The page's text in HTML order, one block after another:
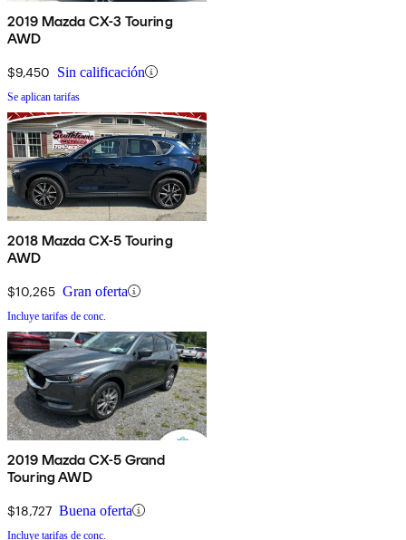
2019 Mazda CX-3 Touring
AWD
$9,450 Sin calificación
Se aplican tarifas
2018 Mazda CX-5 Touring
AWD
$10,265 Gran oferta
Incluye tarifas de conc.
2019 Mazda CX-5 Grand
Touring AWD
$18,727 Buena oferta
Incluye tarifas de conc.